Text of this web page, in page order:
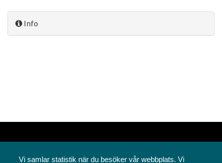
Info
Vi samlar statistik när du besöker vår webbplats. Vi